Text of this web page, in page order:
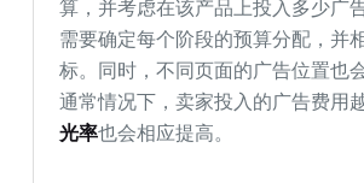
算，并考虑在该产品上投入多少广
需要确定每个阶段的预算分配，并
标。同时，不同页面的广告位置也
通常情况下，卖家投入的广告费用
光率也会相应提高。